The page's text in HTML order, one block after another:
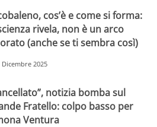
cos’è e come si forma:
rivela, non è un arco
(anche se ti sembra così)
Dicembre 2025
notizia bomba sul
Fratello: colpo basso per
Ventura